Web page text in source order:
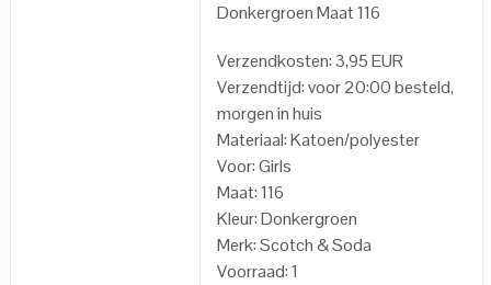
Donkergroen Maat 116
Verzendkosten: 3,95 EUR
Verzendtijd: voor 20:00 besteld,
morgen in huis
Materiaal: Katoen/polyester
Voor: Girls
Maat: 116
Kleur: Donkergroen
Merk: Scotch & Soda
Voorraad: 1